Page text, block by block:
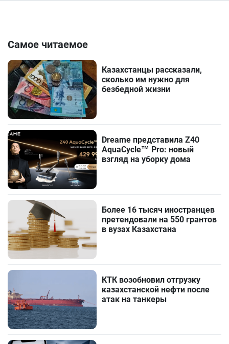
Самое читаемое
Казахстанцы рассказали,
сколько им нужно для
безбедной жизни
Dreame представила Z40
AquaCycle™ Pro: новый
взгляд на уборку дома
Более 16 тысяч иностранцев
претендовали на 550 грантов
в вузах Казахстана
КТК возобновил отгрузку
казахстанской нефти после
атак на танкеры